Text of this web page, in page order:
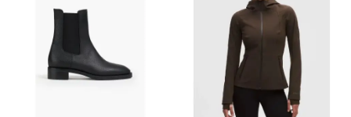
2025年8月8日下架影片：
《菲利普》（Filip） (2022)